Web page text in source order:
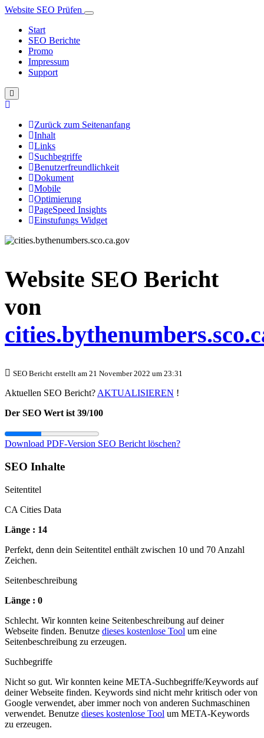
Website SEO Prüfen
Start
SEO Berichte
Promo
Impressum
Support
Zurück zum Seitenanfang
Inhalt
Links
Suchbegriffe
Benutzerfreundlichkeit
Dokument
Mobile
Optimierung
PageSpeed Insights
Einstufungs Widget
Website SEO Bericht
von
SEO Bericht erstellt am 21 November 2022 um 23:31
Aktuellen SEO Bericht? AKTUALISIEREN !
Der SEO Wert ist 39/100
Download PDF-Version SEO Bericht löschen?
SEO Inhalte
Seitentitel
CA Cities Data
Länge : 14
Perfekt, denn dein Seitentitel enthält zwischen 10 und 70 Anzahl
Zeichen.
Seitenbeschreibung
Länge : 0
Schlecht. Wir konnten keine Seitenbeschreibung auf deiner
Webseite finden. Benutze dieses kostenlose Tool um eine
Seitenbeschreibung zu erzeugen.
Suchbegriffe
Nicht so gut. Wir konnten keine META-Suchbegriffe/Keywords auf
deiner Webseite finden. Keywords sind nicht mehr kritisch oder von
Google verwendet, aber immer noch von anderen Suchmaschinen
verwendet. Benutze dieses kostenlose Tool um META-Keywords
zu erzeugen.